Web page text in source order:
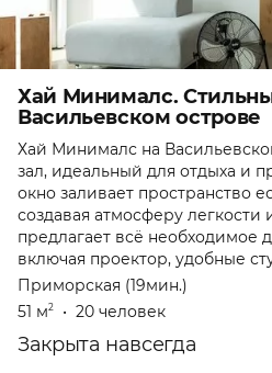
Хай Минималс.
Васильевском острове
Хай Минималс на
зал, идеальный для отдыха и
окно заливает пространство
создавая атмосферу
предлагает всё необходимое
включая проектор, удобные
Приморская (19мин.)
51 м2 • 20 человек
Закрыта навсегда